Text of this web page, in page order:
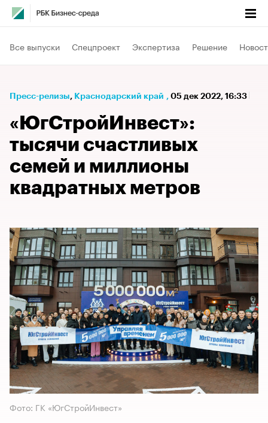
Все выпуски Спецпроект Экспертиза Решение
Пресс-релизы⁠, Краснодарский край , 05 дек 2022, 16:33
«ЮгСтройИнвест»:
тысячи счастливых
семей и миллионы
квадратных метров
Фото: ГК «ЮгСтройИнвест»